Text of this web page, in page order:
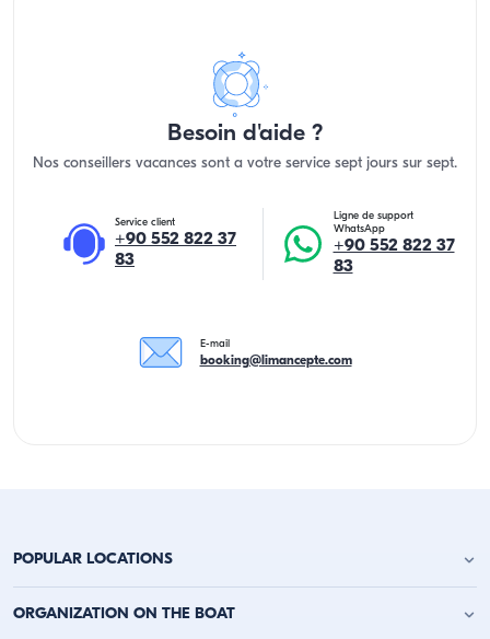
Besoin d'aide ?
Nos conseillers vacances sont a votre service sept jours sur sept.
Service client
+90 552 822 37
83
Ligne de support
WhatsApp
+90 552 822 37
83
E-mail
booking@limancepte.com
POPULAR LOCATIONS
Location de yacht à Antalya
ORGANIZATION ON THE BOAT